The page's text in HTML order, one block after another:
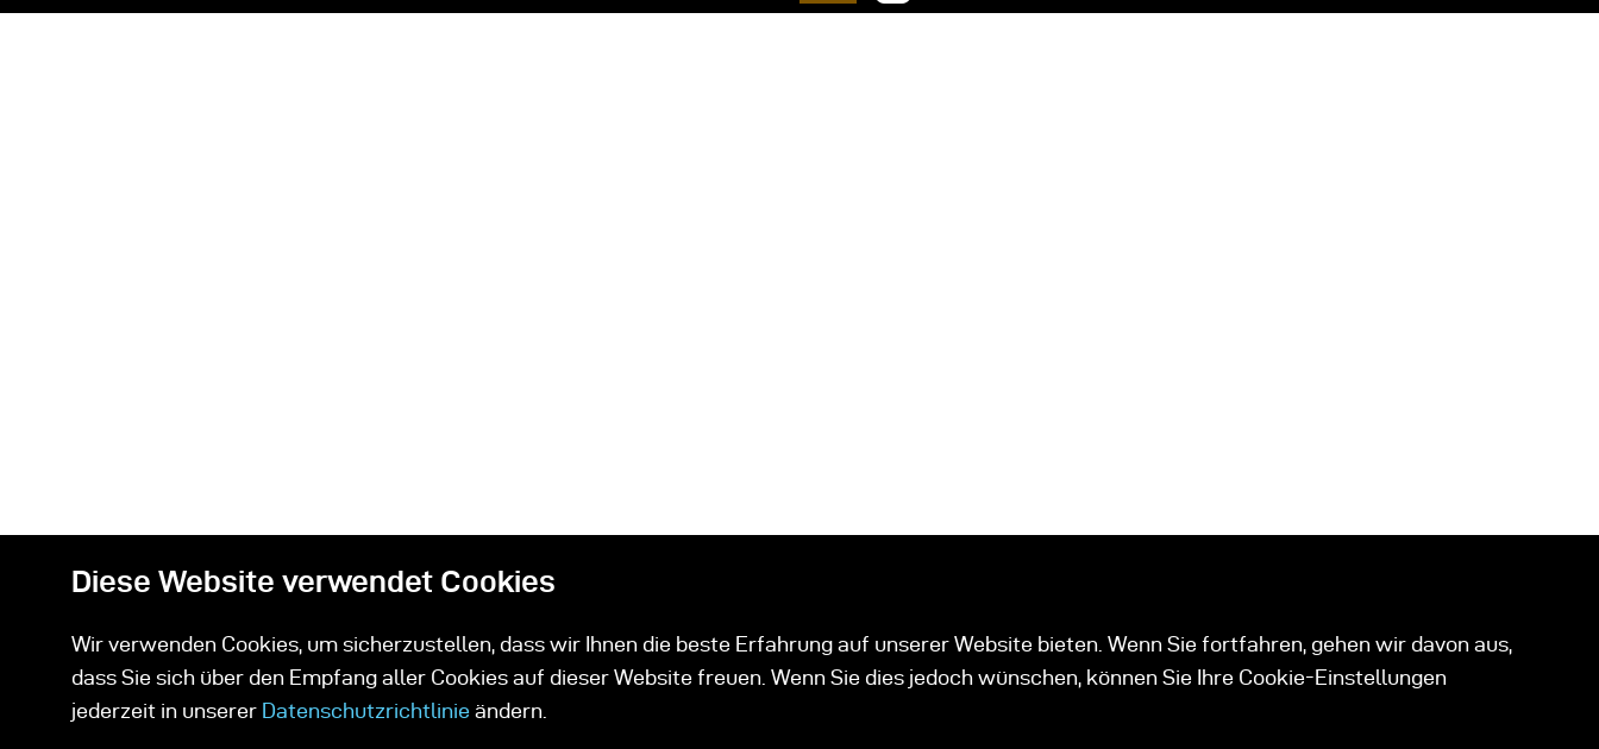
auf dem Laufenden bleiben
Diese Website verwendet Cookies
Wir verwenden Cookies, um sicherzustellen, dass wir Ihnen die beste Erfahrung auf unserer Website bieten. Wenn Sie fortfahren, gehen wir davon aus,
dass Sie sich über den Empfang aller Cookies auf dieser Website freuen. Wenn Sie dies jedoch wünschen, können Sie Ihre Cookie-Einstellungen
jederzeit in unserer Datenschutzrichtlinie ändern.